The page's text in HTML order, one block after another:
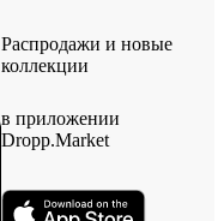
Распродажи и новые
коллекции
в приложении
Dropp.Market